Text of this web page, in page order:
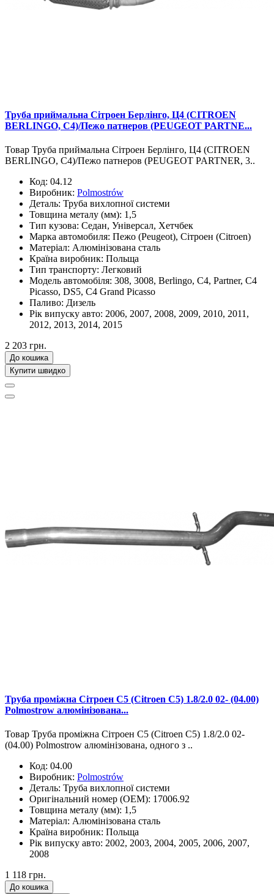
Труба приймальна Сітроен Берлінго, Ц4 (CITROEN
BERLINGO, С4)/Пежо патнеров (PEUGEOT PARTNE...
Товар Труба приймальна Сітроен Берлінго, Ц4 (CITROEN
BERLINGO, С4)/Пежо патнеров (PEUGEOT PARTNER, 3..
Код: 04.12
Виробник: Polmostrów
Деталь: Труба вихлопної системи
Товщина металу (мм): 1,5
Тип кузова: Седан, Універсал, Хетчбек
Марка автомобиля: Пежо (Peugeot), Сітроен (Citroen)
Матеріал: Алюмінізована сталь
Країна виробник: Польща
Тип транспорту: Легковий
Модель автомобіля: 308, 3008, Berlingo, C4, Partner, C4
Picasso, DS5, C4 Grand Picasso
Паливо: Дизель
Рік випуску авто: 2006, 2007, 2008, 2009, 2010, 2011,
2012, 2013, 2014, 2015
2 203 грн.
До кошика
Купити швидко
Труба проміжна Сітроен С5 (Citroen C5) 1.8/2.0 02- (04.00)
Polmostrow алюмінізована...
Товар Труба проміжна Сітроен С5 (Citroen C5) 1.8/2.0 02-
(04.00) Polmostrow алюмінізована, одного з ..
Код: 04.00
Виробник: Polmostrów
Деталь: Труба вихлопної системи
Оригінальний номер (OEM): 17006.92
Товщина металу (мм): 1,5
Матеріал: Алюмінізована сталь
Країна виробник: Польща
Рік випуску авто: 2002, 2003, 2004, 2005, 2006, 2007,
2008
1 118 грн.
До кошика